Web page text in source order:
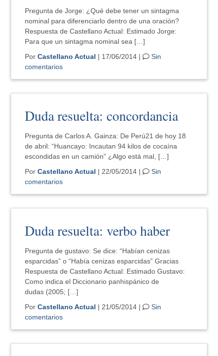
Pregunta de Jorge: ¿Qué debe tener un sintagma
nominal para diferenciarlo dentro de una oración?
Respuesta de Castellano Actual: Estimado Jorge:
Para que un sintagma nominal sea […]
PorCastellano Actual | 17/06/2014 |
Sin
comentarios
Duda resuelta: concordancia
Pregunta de Carlos A. Gainza: De Perú21 de hoy 18
de abril: “Huancayo: Incautan 94 kilos de cocaína
escondidas en un camión” ¿Algo está mal, […]
PorCastellano Actual | 22/05/2014 |
Sin
comentarios
Duda resuelta: verbo haber
Pregunta de gustavo: Se dice: “Habían cenizas
esparcidas” o “Había cenizas esparcidas” Gracias
Respuesta de Castellano Actual: Estimado Gustavo:
Como indica el Diccionario panhispánico de
dudas (2005; […]
PorCastellano Actual | 21/05/2014 |
Sin
comentarios